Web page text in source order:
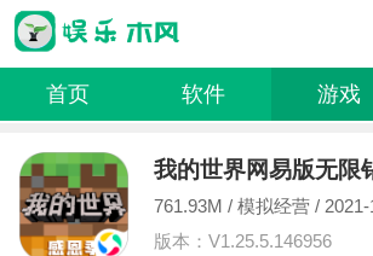
首页 软件 游戏
我的世界网易版无限
761.93M / 模拟经营/ 2021-
版本：V1.25.5.146956